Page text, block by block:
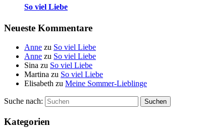
So viel Liebe
Neueste Kommentare
Anne zu So viel Liebe
Anne zu So viel Liebe
Sina zu So viel Liebe
Martina zu So viel Liebe
Elisabeth zu Meine Sommer-Lieblinge
Suche nach: Suchen
Kategorien